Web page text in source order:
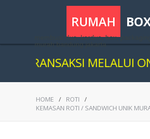
RUMAH
membuat dus, kardus, box,
murah bandung jakarta
MELALUI
HOME / ROTI
/
KEMASAN ROTI / SANDWICH UNIK